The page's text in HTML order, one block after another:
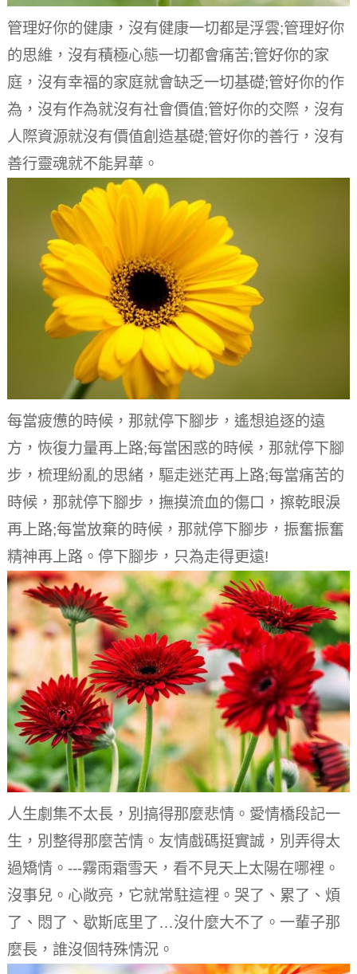
管理好你的健康，沒有健康一切都是浮雲;管理好你
的思維，沒有積極心態一切都會痛苦;管好你的家
庭，沒有幸福的家庭就會缺乏一切基礎;管好你的作
為，沒有作為就沒有社會價值;管好你的交際，沒有
人際資源就沒有價值創造基礎;管好你的善行，沒有
善行靈魂就不能昇華。
每當疲憊的時候，那就停下腳步，遙想追逐的遠
方，恢復力量再上路;每當困惑的時候，那就停下腳
步，梳理紛亂的思緒，驅走迷茫再上路;每當痛苦的
時候，那就停下腳步，撫摸流血的傷口，擦乾眼淚
再上路;每當放棄的時候，那就停下腳步，振奮振奮
精神再上路。 停下腳步，只為走得更遠!
人生劇集不太長，別搞得那麼悲情。 愛情橋段記一
生，別整得那麼苦情。 友情戲碼挺實誠，別弄得太
過矯情。 ---霧雨霜雪天，看不見天上太陽在哪裡。
沒事兒。 心敞亮，它就常駐這裡。 哭了、累了、煩
了、悶了、歇斯底里了…沒什麼大不了。 一輩子那
麼長，誰沒個特殊情況。